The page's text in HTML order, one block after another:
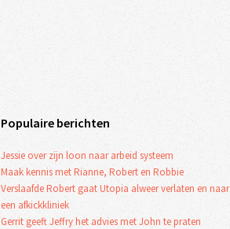
Populaire berichten
Jessie over zijn loon naar arbeid systeem
Maak kennis met Rianne, Robert en Robbie
Verslaafde Robert gaat Utopia alweer verlaten en naar
een afkickkliniek
Gerrit geeft Jeffry het advies met John te praten